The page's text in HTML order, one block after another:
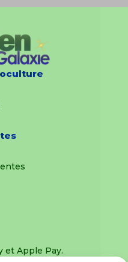
et Apple Pay.